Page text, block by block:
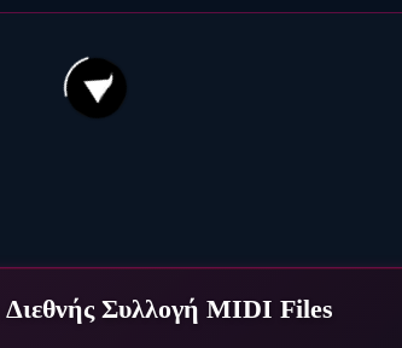
Συλλογή MIDI Files